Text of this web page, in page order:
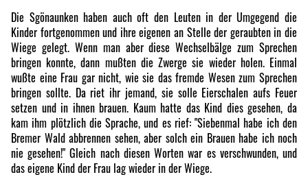
Die Sgönaunken haben auch oft den Leuten in der Umgegend die
Kinder fortgenommen und ihre eigenen an Stelle der geraubten in die
Wiege gelegt. Wenn man aber diese Wechselbälge zum Sprechen
bringen konnte, dann mußten die Zwerge sie wieder holen. Einmal
wußte eine Frau gar nicht, wie sie das fremde Wesen zum Sprechen
bringen sollte. Da riet ihr jemand, sie solle Eierschalen aufs Feuer
setzen und in ihnen brauen. Kaum hatte das Kind dies gesehen, da
kam ihm plötzlich die Sprache, und es rief: "Siebenmal habe ich den
Bremer Wald abbrennen sehen, aber solch ein Brauen habe ich noch
nie gesehen!" Gleich nach diesen Worten war es verschwunden, und
das eigene Kind der Frau lag wieder in der Wiege.